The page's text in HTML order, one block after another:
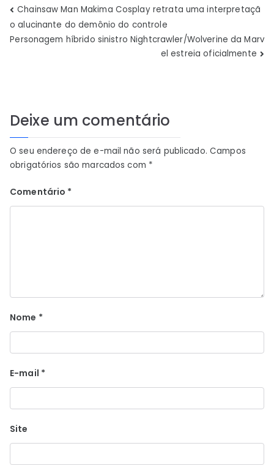
Navegação
de
Chainsaw Man Makima Cosplay retrata uma interpretaçã
o alucinante do demônio do controle
Personagem híbrido sinistro Nightcrawler/Wolverine da Marv
el estreia oficialmente
Deixe um comentário
O seu endereço de e-mail não será publicado. Campos
obrigatórios são marcados com *
Comentário *
Nome *
E-mail *
Site